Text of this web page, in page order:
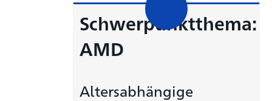
Schwerpunktthema:
AMD
Altersabhängige